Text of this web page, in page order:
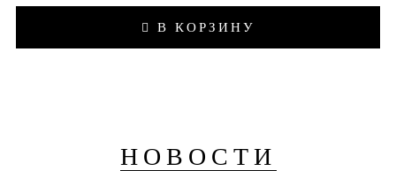
В КОРЗИНУ
НОВОСТИ